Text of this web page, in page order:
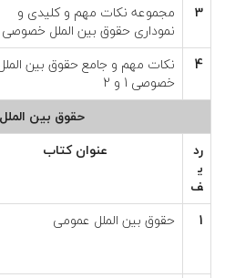
3
مجموعه نکات مهم و کلیدی و
نموداری حقوق بین الملل خصوصی
4
نکات مهم و جامع حقوق بین
خصوصی 1 و 2
حقوق بین
رد
ي
ف
عنوان كتاب
1 حقوق بین الملل عمومی